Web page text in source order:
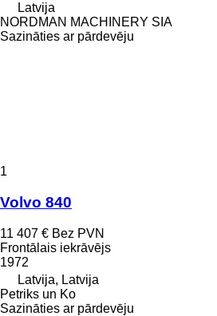
Latvija
NORDMAN MACHINERY SIA
Sazināties ar pārdevēju
1
Volvo 840
11 407 € Bez PVN
Frontālais iekrāvējs
1972
Latvija, Latvija
Petriks un Ko
Sazināties ar pārdevēju